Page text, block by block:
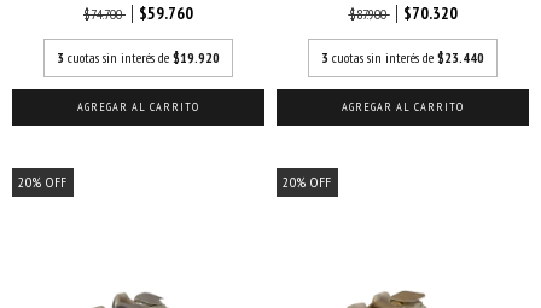
$74.700
$59.760
3 cuotas sin interés de $19.920
AGREGAR AL CARRITO
$87.900
$70.320
3 cuotas sin interés de $23.440
AGREGAR AL CARRITO
20% OFF 20% OFF